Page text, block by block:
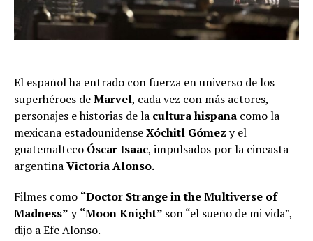
El español ha entrado con fuerza en universo de los
superhéroes deMarvel, cada vez con más actores,
personajes e historias de la cultura hispana como la
mexicana estadounidenseXóchitl Gómez y el
guatemalteco Óscar Isaac, impulsados por la cineasta
argentinaVictoria Alonso.
Filmes como “Doctor Strange in the Multiverse of
Madness” y“Moon Knight” son “el sueño de mi vida”,
dijo a Efe Alonso.